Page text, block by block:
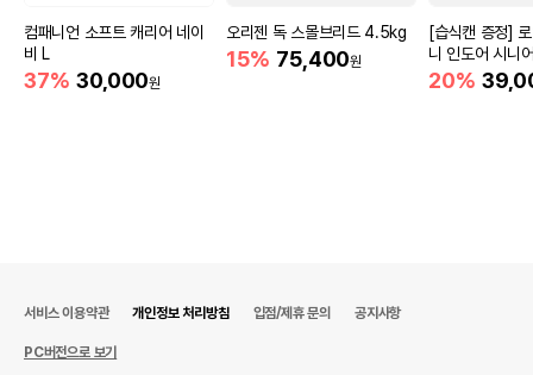
컴패니언 소프트 캐리어 네이
비 L
37% 30,000원
오리젠 독 스몰브리드 4.5kg
15% 75,400원
[습식캔 증정]
니 인도어 시니
움
20%
서비스 이용약관 개인정보 처리방침 입점/제휴 문의 공지사항
PC버전으로 보기